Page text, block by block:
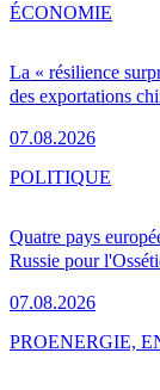
La « résilience
des exportations
07.08.2026
ÉCONOMIE
Quatre pays
Russie pour
07.08.2026
POLITIQUE
PROENERGIE,